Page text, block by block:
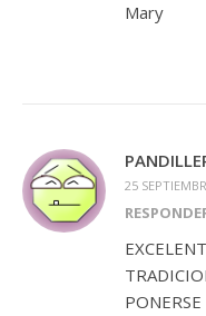
Mary
25